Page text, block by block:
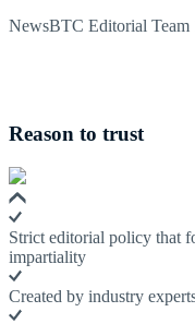
NewsBTC Editorial Team
Reason to trust
Strict editorial policy that
impartiality
Created by industry